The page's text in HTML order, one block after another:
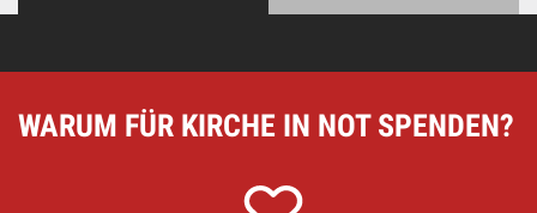
WARUM FÜR KIRCHE IN NOT SPENDEN?